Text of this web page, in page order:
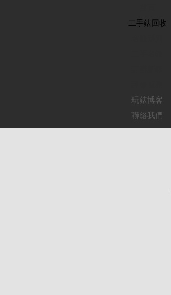
​二手錶回收
玩錶博客
聯絡我們